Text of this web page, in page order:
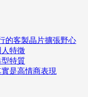
的客製晶片擴張野心
特徵
特質
是高情商表現